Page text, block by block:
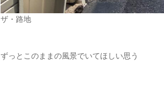
ザ・路地
ずっとこのままの風景でいてほしい思う